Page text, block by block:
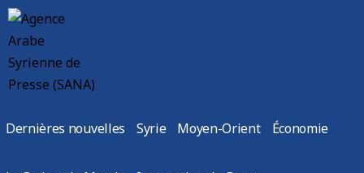
Dernières nouvelles Syrie Moyen-Orient Économie